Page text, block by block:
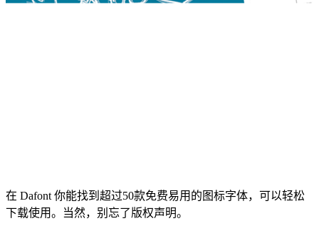
在 Dafont 你能找到超过50款免费易用的图标字体，可以轻松
下载使用。当然，别忘了版权声明。